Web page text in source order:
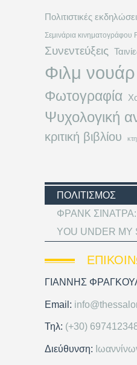
Πολιτιστικές
Σεμινάρια κινηματογράφου
Συνεντεύξεις
Φιλμ νουάρ
Φωτογραφία
Ψυχολογική
κριτική βιβλίου
ΠΟΛΙΤΙΣΜΌΣ
ΦΡΑΝΚ ΣΙΝΑΤΡΑ:
YOU UNDER MY
ΓΙΑΝΝΗΣ
Email:
Τηλ: (+30)
Διεύθυνση: